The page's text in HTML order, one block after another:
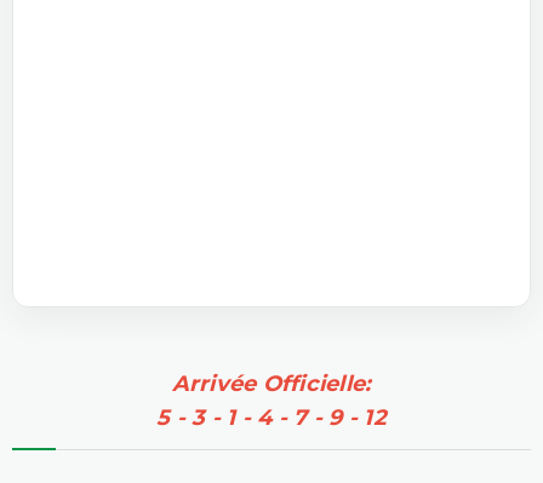
Arrivée Officielle:
5 - 3 - 1 - 4 - 7 - 9 - 12